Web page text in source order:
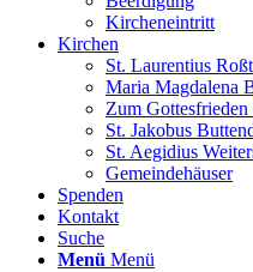
Kircheneintritt
Kirchen
St. Laurentius
Maria Magdalena
Zum
St. Jakobus
St. Aegidius
Gemeindehäuser
Spenden
Kontakt
Suche
Menü Menü